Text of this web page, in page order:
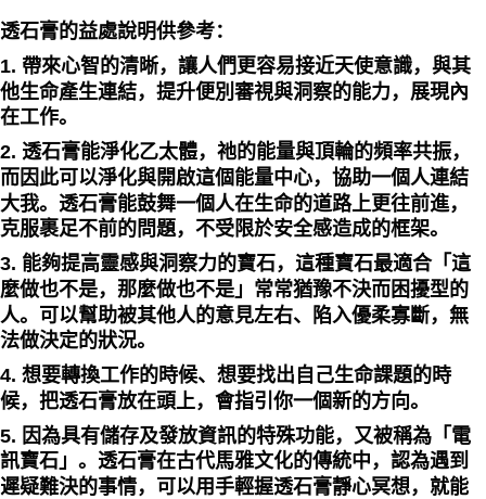
透石膏的益處說明供參考：
1. 帶來心智的清晰，讓人們更容易接近天使意識，與其
他生命產生連結，提升便別審視與洞察的能力，展現內
在工作。
2. 透石膏能淨化乙太體，祂的能量與頂輪的頻率共振，
而因此可以淨化與開啟這個能量中心，協助一個人連結
大我。透石膏能鼓舞一個人在生命的道路上更往前進，
克服裹足不前的問題，不受限於安全感造成的框架。
3. 能夠提高靈感與洞察力的寶石，這種寶石最適合「這
麼做也不是，那麼做也不是」常常猶豫不決而困擾型的
人。可以幫助被其他人的意見左右、陷入優柔寡斷，無
法做決定的狀況。
4. 想要轉換工作的時候、想要找出自己生命課題的時
候，把透石膏放在頭上，會指引你一個新的方向。
5. 因為具有儲存及發放資訊的特殊功能，又被稱為「電
訊寶石」。透石膏在古代馬雅文化的傳統中，認為遇到
遲疑難決的事情，可以用手輕握透石膏靜心冥想，就能